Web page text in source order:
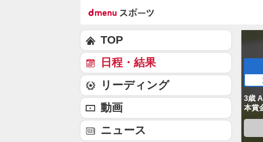
3歳
本賞
TOP
日程・結果
リーディング
動画
ニュース